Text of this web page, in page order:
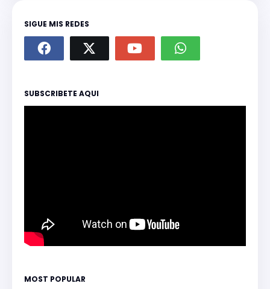
SIGUE MIS REDES
SUBSCRIBETE AQUI
MOST POPULAR